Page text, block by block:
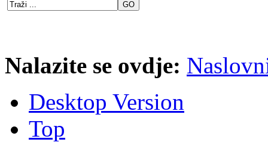
Nalazite se ovdje:
Desktop Version
Top